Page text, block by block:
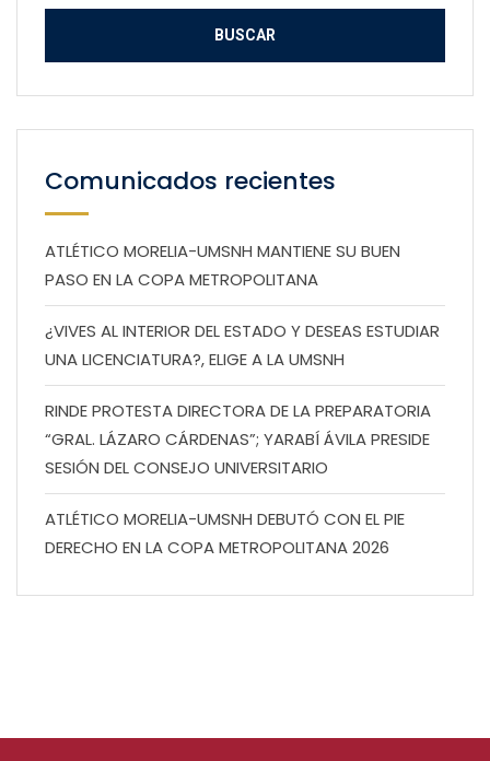
Comunicados recientes
ATLÉTICO MORELIA-UMSNH MANTIENE SU BUEN
PASO EN LA COPA METROPOLITANA
¿VIVES AL INTERIOR DEL ESTADO Y DESEAS ESTUDIAR
UNA LICENCIATURA?, ELIGE A LA UMSNH
RINDE PROTESTA DIRECTORA DE LA PREPARATORIA
“GRAL. LÁZARO CÁRDENAS”; YARABÍ ÁVILA PRESIDE
SESIÓN DEL CONSEJO UNIVERSITARIO
ATLÉTICO MORELIA-UMSNH DEBUTÓ CON EL PIE
DERECHO EN LA COPA METROPOLITANA 2026